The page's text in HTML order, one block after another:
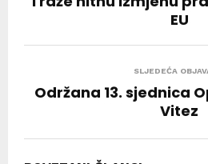
EU
SLJEDEĆA
Održana 13. sjednica
Vitez